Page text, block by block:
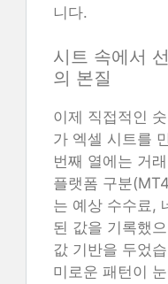
니다.
시트 속에서
의 본질
이제 직접적인
가 엑셀 시트를
번째 열에는 거
플랫폼 구분
는 예상 수수료,
된 값을 기록했
값 기반을 두었
미로운 패턴이